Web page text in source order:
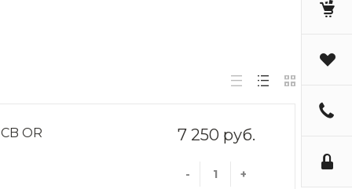
7 250 руб.
- +
OR